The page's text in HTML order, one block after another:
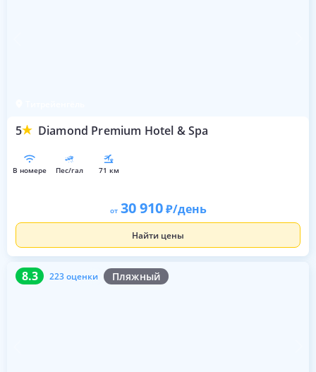
5 Diamond Premium Hotel & Spa
в номере пес/гал 71 км
от 30 910 /день
Найти цены
8.3 223 оценки Пляжный
8.3 223 оценки